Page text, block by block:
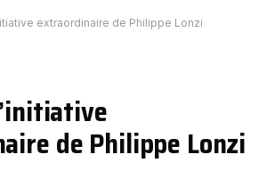
extraordinaire de Philippe Lonzi
de Philippe Lonzi